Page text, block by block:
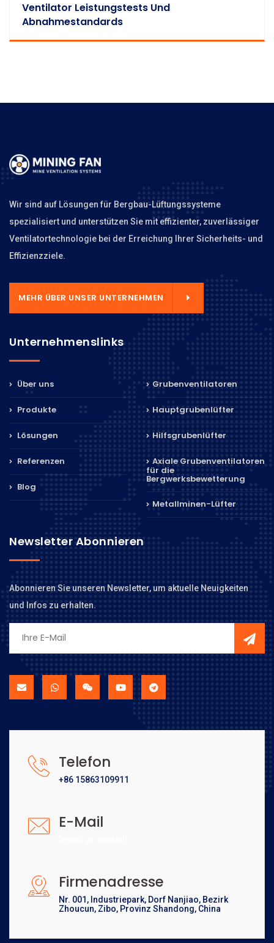
Ventilator Leistungstests Und
Abnahmestandards
Wir sind auf Lösungen für Bergbau-Lüftungssysteme
spezialisiert und unterstützen Sie mit effizienter, zuverlässiger
Ventilatortechnologie bei der Erreichung Ihrer Sicherheits- und
Effizienzziele.
MEHR ÜBER UNSER UNTERNEHMEN
Unternehmenslinks
Über uns
Produkte
Lösungen
Referenzen
Blog
Grubenventilatoren
Hauptgrubenlüfter
Hilfsgrubenlüfter
Axiale Grubenventilatoren
für die
Bergwerksbewetterung
Metallminen-Lüfter
Newsletter Abonnieren
Abonnieren Sie unseren Newsletter, um aktuelle Neuigkeiten
und Infos zu erhalten.
Telefon
+86 15863109911
E-Mail
Firmenadresse
Nr. 001, Industriepark, Dorf Nanjiao, Bezirk
Zhoucun, Zibo, Provinz Shandong, China